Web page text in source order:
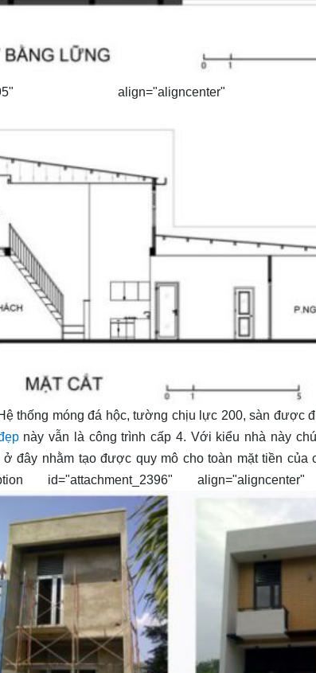
align="aligncenter"
thống móng đá hộc, tường chịu lực 200, sàn được
này vẫn là công trình cấp 4. Với kiểu nhà này
đây nhằm tạo được quy mô cho toàn mặt tiền của
align="aligncenter"